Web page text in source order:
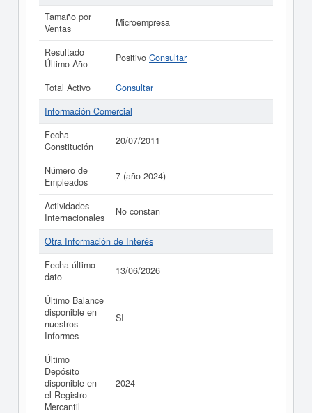
Tamaño por
Ventas
Microempresa
Resultado
Último Año
Positivo Consultar
Total Activo
Consultar
Información Comercial
Fecha
Constitución
20/07/2011
Número de
Empleados
7 (año 2024)
Actividades
Internacionales
No constan
Otra Información de Interés
Fecha último
dato
13/06/2026
Último Balance
disponible en
nuestros
Informes
SI
Último
Depósito
disponible en
el Registro
Mercantil
2024